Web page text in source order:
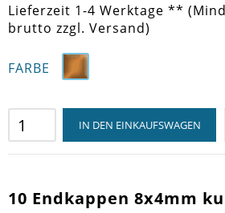
Lieferzeit 1-4 Werktage **
brutto zzgl. Versand)
FARBE
IN DEN EINKAUFSWAGEN
10 Endkappen 8x4mm